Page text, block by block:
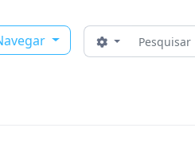
Pesquisar
Opções de busca